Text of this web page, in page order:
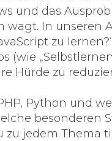
und das
wagt. In unseren
zu
(wie
Hürde zu
Python und
besonderen
jedem Thema